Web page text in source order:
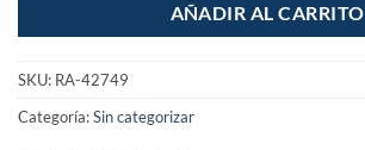
AÑADIR AL CARRITO
SKU: RA-42749
Categoría:Sin categorizar